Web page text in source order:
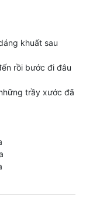
khuất sau
rồi bước đi đâu
trầy xước đã